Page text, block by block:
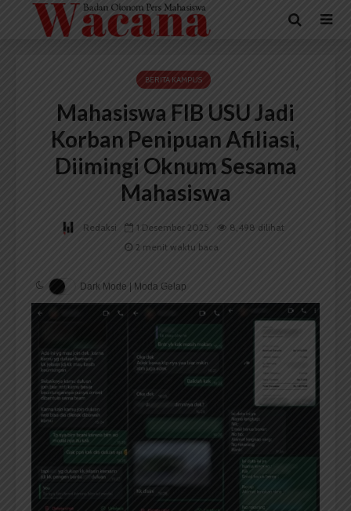
BERITA KAMPUS
Mahasiswa FIB USU Jadi
Korban Penipuan Afiliasi,
Diimingi Oknum Sesama
Mahasiswa
Redaksi 1 Desember 2025
8,498 dilihat
2 menit waktu baca
Dark Mode | Moda Gelap